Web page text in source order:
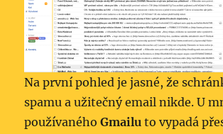
Na první pohled je jasné, že
spamu a užitečný email nikde. U
používanéhoGmailu to vypadá